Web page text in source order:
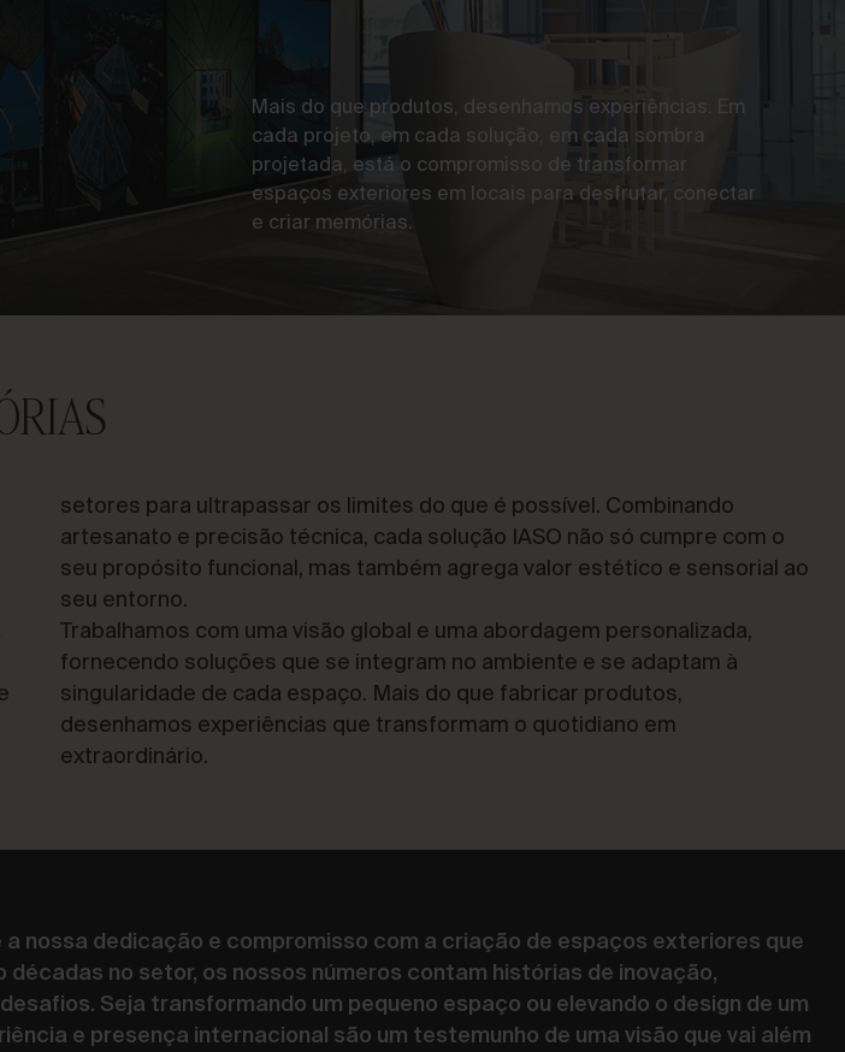
Mais do que produtos, desenhamos experiências. Em
cada projeto, em cada solução, em cada sombra
projetada, está o compromisso de transformar
espaços exteriores em locais para desfrutar, conectar
e criar memórias.
setores para ultrapassar os limites do que é possível. Combinando
artesanato e precisão técnica, cada solução IASO não só cumpre com o
seu propósito funcional, mas também agrega valor estético e sensorial ao
seu entorno.
Trabalhamos com uma visão global e uma abordagem personalizada,
fornecendo soluções que se integram no ambiente e se adaptam à
singularidade de cada espaço. Mais do que fabricar produtos,
desenhamos experiências que transformam o quotidiano em
extraordinário.
a nossa dedicação e compromisso com a criação de espaços exteriores que
décadas no setor, os nossos números contam histórias de inovação,
Seja transformando um pequeno espaço ou elevando o design de um
e presença internacional são um testemunho de uma visão que vai além